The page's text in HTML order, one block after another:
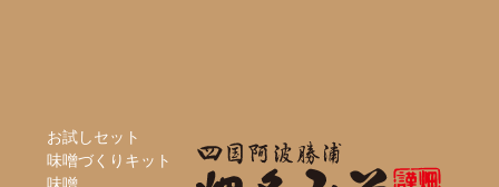
お試しセット
味噌づくりキット